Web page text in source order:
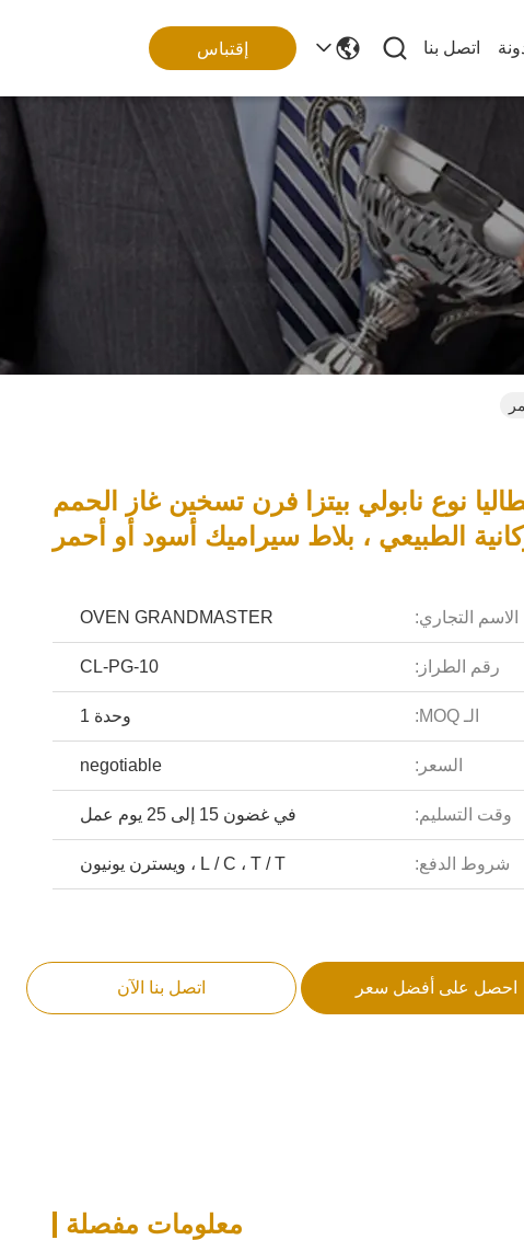
اتصل بنا إقتباس
نوع نابولي بيتزا فرن تسخين غاز الحمم
الطبيعي ، بلاط سيراميك أسود أو أحمر
الاسم التجاري: OVEN GRANDMASTER
رقم الطراز: CL-PG-10
الـ MOQ: وحدة 1
السعر: negotiable
وقت التسليم: في غضون 15 إلى 25 يوم عمل
شروط الدفع: L / C ، T / T ، ويسترن يونيون
احصل على أفضل سعر اتصل بنا الآن
معلومات مفصلة